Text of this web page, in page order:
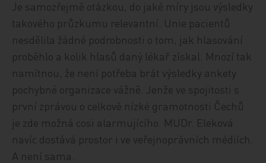
Je samozřejmě otázkou, do jaké míry jsou výsledky
takového průzkumu relevantní. Unie pacientů
nesdělila žádné podrobnosti o tom, jak hlasování
proběhlo a kolik hlasů daný lékař získal. Mnozí tak
namítnou, že není potřeba brát výsledky ankety
pochybné organizace vážně. Jenže ve spojitosti s
první zprávou o celkově nízké gramotnosti Čechů
je zde možná cosi alarmujícího. MUDr. Eleková
navíc dostává prostor i ve veřejnoprávních médiích.
A není sama.